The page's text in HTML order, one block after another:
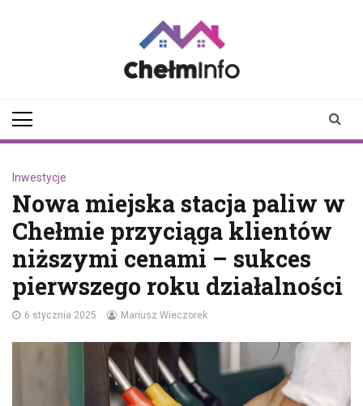
Inwestycje
Nowa miejska stacja paliw w
Chełmie przyciąga klientów
niższymi cenami – sukces
pierwszego roku działalności
6 stycznia 2025 Mariusz Wieczorek